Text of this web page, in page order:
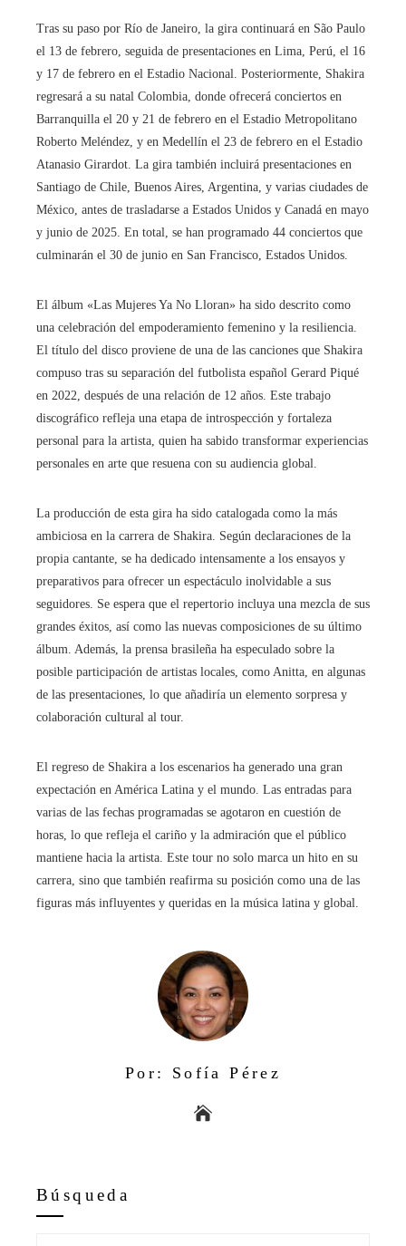
Tras su paso por Río de Janeiro, la gira continuará en São Paulo
el 13 de febrero, seguida de presentaciones en Lima, Perú, el 16
y 17 de febrero en el Estadio Nacional. Posteriormente, Shakira
regresará a su natal Colombia, donde ofrecerá conciertos en
Barranquilla el 20 y 21 de febrero en el Estadio Metropolitano
Roberto Meléndez, y en Medellín el 23 de febrero en el Estadio
Atanasio Girardot. La gira también incluirá presentaciones en
Santiago de Chile, Buenos Aires, Argentina, y varias ciudades de
México, antes de trasladarse a Estados Unidos y Canadá en mayo
y junio de 2025. En total, se han programado 44 conciertos que
culminarán el 30 de junio en San Francisco, Estados Unidos.
El álbum «Las Mujeres Ya No Lloran» ha sido descrito como
una celebración del empoderamiento femenino y la resiliencia.
El título del disco proviene de una de las canciones que Shakira
compuso tras su separación del futbolista español Gerard Piqué
en 2022, después de una relación de 12 años. Este trabajo
discográfico refleja una etapa de introspección y fortaleza
personal para la artista, quien ha sabido transformar experiencias
personales en arte que resuena con su audiencia global.
La producción de esta gira ha sido catalogada como la más
ambiciosa en la carrera de Shakira. Según declaraciones de la
propia cantante, se ha dedicado intensamente a los ensayos y
preparativos para ofrecer un espectáculo inolvidable a sus
seguidores. Se espera que el repertorio incluya una mezcla de sus
grandes éxitos, así como las nuevas composiciones de su último
álbum. Además, la prensa brasileña ha especulado sobre la
posible participación de artistas locales, como Anitta, en algunas
de las presentaciones, lo que añadiría un elemento sorpresa y
colaboración cultural al tour.
El regreso de Shakira a los escenarios ha generado una gran
expectación en América Latina y el mundo. Las entradas para
varias de las fechas programadas se agotaron en cuestión de
horas, lo que refleja el cariño y la admiración que el público
mantiene hacia la artista. Este tour no solo marca un hito en su
carrera, sino que también reafirma su posición como una de las
figuras más influyentes y queridas en la música latina y global.
Por: Sofía Pérez
Búsqueda